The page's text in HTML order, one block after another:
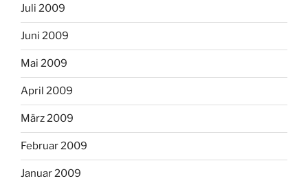
Juli 2009
Juni 2009
Mai 2009
April 2009
März 2009
Februar 2009
Januar 2009